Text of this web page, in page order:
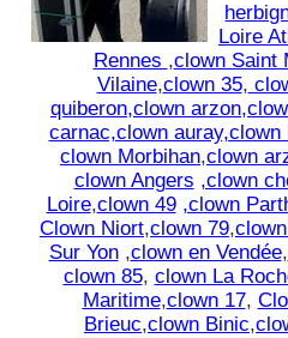
Loire
Rennes ,clown Saint
Vilaine,clown 35,
quiberon,clown
carnac,clown auray,clown
clown Morbihan,clown
clown Angers ,clown
Loire,clown 49 ,clown
Clown Niort,clown 79,
Sur Yon,clown en Vendée,
clown 85, clown La
Maritime,clown 17,
Brieuc,clown Binic,